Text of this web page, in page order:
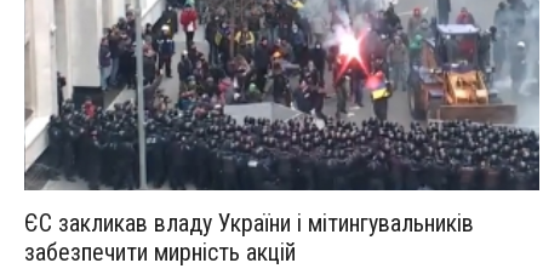
ЄС закликав владу України і мітингувальників
забезпечити мирність акцій